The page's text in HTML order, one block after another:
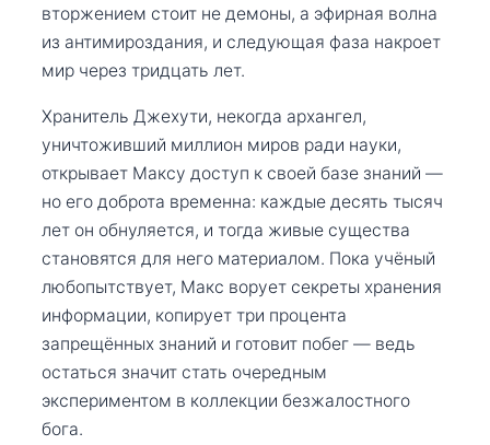
вторжением стоит не демоны, а эфирная волна
из антимироздания, и следующая фаза накроет
мир через тридцать лет.
Хранитель Джехути, некогда архангел,
уничтоживший миллион миров ради науки,
открывает Максу доступ к своей базе знаний —
но его доброта временна: каждые десять тысяч
лет он обнуляется, и тогда живые существа
становятся для него материалом. Пока учёный
любопытствует, Макс ворует секреты хранения
информации, копирует три процента
запрещённых знаний и готовит побег — ведь
остаться значит стать очередным
экспериментом в коллекции безжалостного
бога.